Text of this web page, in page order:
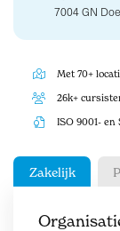
7004 GN
Met 70+
26k+
ISO 9001- en
Zakelijk